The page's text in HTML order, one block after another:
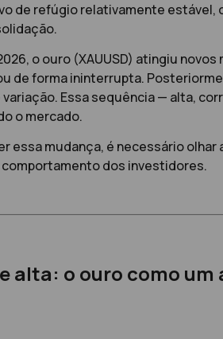
de refúgio relativamente
o ouro (XAUUSD) atingiu
de forma ininterrupta.
variação. Essa sequência — alta,
o mercado.
essa mudança, é necessário
dos investidores.
alta: o ouro como